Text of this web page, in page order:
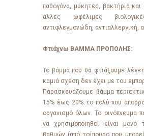
παθογόνα, μύκητες, βακτήρια και
άλλες ωφέλιμες
αντιφλεγμονώδη, αντιαλλεργική,
Φτιάχνω ΒΑΜΜΑ ΠΡΟΠΟΛΗΣ:
Το βάμμα που θα φτιάξουμε
καμιά σχέση δεν έχει με του
Παρασκευάζουμε βάμμα
15% έως 20% το πολύ που
οργανισμό όλων. Το οινόπνευμα
να χρησιμοποιηθεί είναι μονό